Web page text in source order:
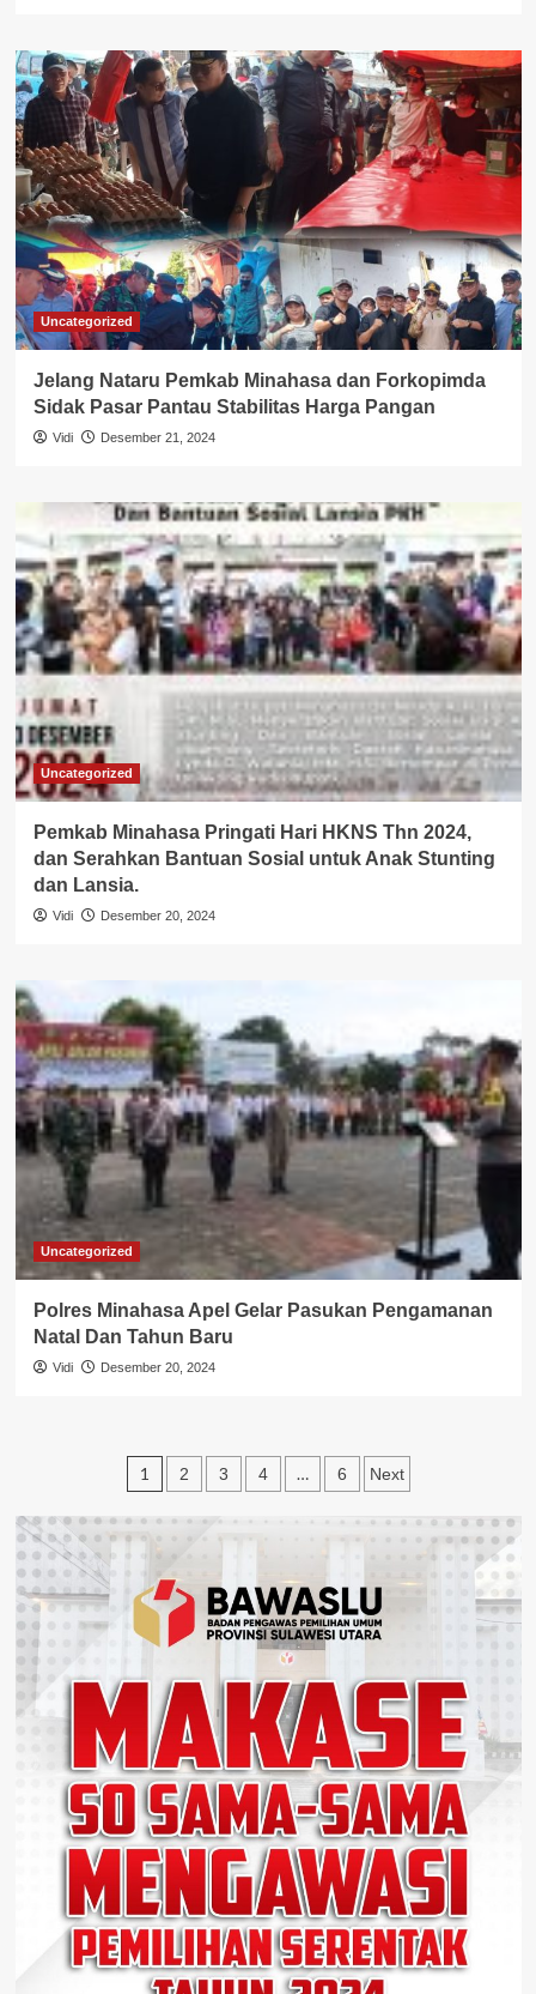
Uncategorized
Jelang Nataru Pemkab Minahasa dan Forkopimda
Sidak Pasar Pantau Stabilitas Harga Pangan
Vidi Desember 21, 2024
Uncategorized
Pemkab Minahasa Pringati Hari HKNS Thn 2024,
dan Serahkan Bantuan Sosial untuk Anak Stunting
dan Lansia.
Vidi Desember 20, 2024
Uncategorized
Polres Minahasa Apel Gelar Pasukan Pengamanan
Natal Dan Tahun Baru
Vidi Desember 20, 2024
Paginasi
pos
1 2 3 4 … 6 Next